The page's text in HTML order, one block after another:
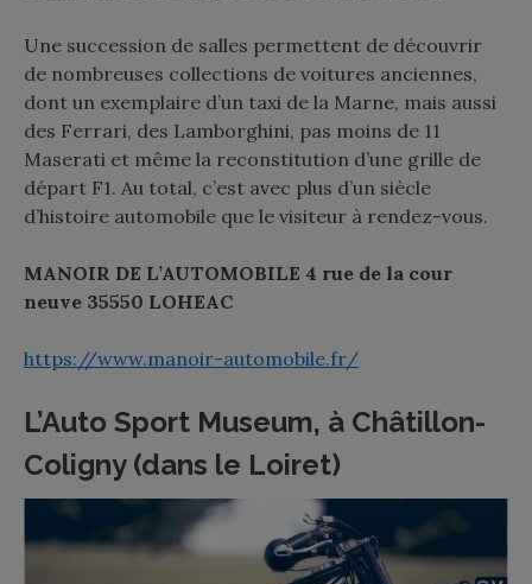
Une succession de salles permettent de découvrir
de nombreuses collections de voitures anciennes,
dont un exemplaire d’un taxi de la Marne, mais aussi
des Ferrari, des Lamborghini, pas moins de 11
Maserati et même la reconstitution d’une grille de
départ F1. Au total, c’est avec plus d’un siècle
d’histoire automobile que le visiteur à rendez-vous.
MANOIR DE L’AUTOMOBILE 4 rue de la cour
neuve 35550 LOHEAC
https://www.manoir-automobile.fr/
L’Auto Sport Museum, à Châtillon-
Coligny (dans le Loiret)